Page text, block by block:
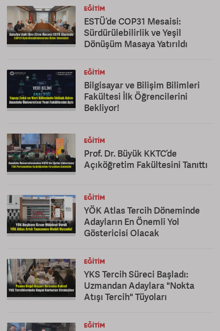
EĞITIM
ESTÜ’de COP31 Mesaisi:
Sürdürülebilirlik ve Yeşil
Dönüşüm Masaya Yatırıldı
EĞITIM
Bilgisayar ve Bilişim Bilimleri
Fakültesi İlk Öğrencilerini
Bekliyor!
EĞITIM
Prof. Dr. Büyük KKTC’de
Açıköğretim Fakültesini Tanıttı
EĞITIM
YÖK Atlas Tercih Döneminde
Adayların En Önemli Yol
Göstericisi Olacak
EĞITIM
YKS Tercih Süreci Başladı:
Uzmandan Adaylara "Nokta
Atışı Tercih" Tüyoları
EĞITIM